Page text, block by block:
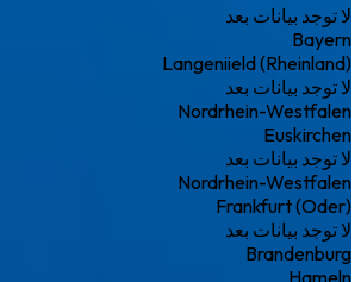
لا توجد بيانات بعد
Bayern
Langeniield (Rheinland)
لا توجد بيانات بعد
Nordrhein-Westfalen
Euskirchen
لا توجد بيانات بعد
Nordrhein-Westfalen
Frankfurt (Oder)
لا توجد بيانات بعد
Brandenburg
Hameln